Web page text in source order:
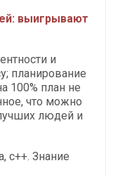
выигрывают
и
планирование
100% план не
что можно
людей и
c++. Знание